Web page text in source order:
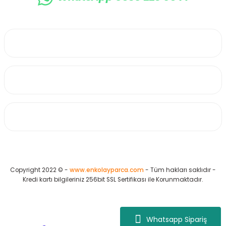
Whatsapp Sipariş
Copyright 2022 © - www.enkolayparca.com - Tüm hakları saklıdır -
Kredi kartı bilgileriniz 256bit SSL Sertifikası ile Korunmaktadır.